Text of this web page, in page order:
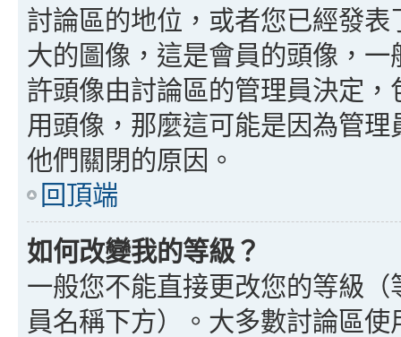
討論區的地位，或者您已經發
大的圖像，這是會員的頭像，
許頭像由討論區的管理員決定
用頭像，那麼這可能是因為管
他們關閉的原因。
回頂端
如何改變我的等級？
一般您不能直接更改您的等級
員名稱下方）。大多數討論區